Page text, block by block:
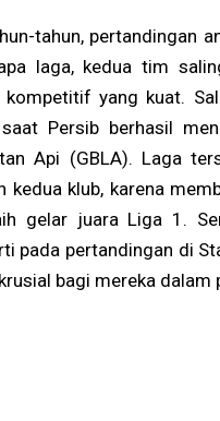
tahun, pertandingan
laga, kedua tim
kompetitif yang kuat.
Persib berhasil
Api (GBLA). Laga
kedua klub, karena
gelar juara Liga 1.
pada pertandingan di
bagi mereka